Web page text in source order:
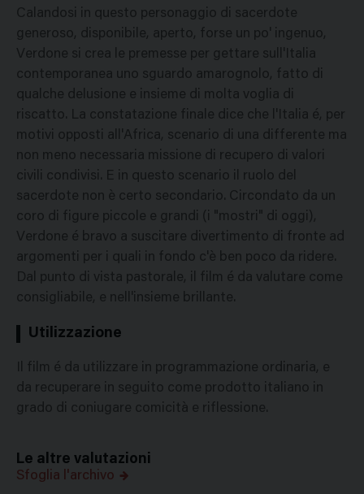
Calandosi in questo personaggio di sacerdote
generoso, disponibile, aperto, forse un po' ingenuo,
Verdone si crea le premesse per gettare sull'Italia
contemporanea uno sguardo amarognolo, fatto di
qualche delusione e insieme di molta voglia di
riscatto. La constatazione finale dice che l'Italia é, per
motivi opposti all'Africa, scenario di una differente ma
non meno necessaria missione di recupero di valori
civili condivisi. E in questo scenario il ruolo del
sacerdote non è certo secondario. Circondato da un
coro di figure piccole e grandi (i "mostri" di oggi),
Verdone é bravo a suscitare divertimento di fronte ad
argomenti per i quali in fondo c'è ben poco da ridere.
Dal punto di vista pastorale, il film é da valutare come
consigliabile, e nell'insieme brillante.
Utilizzazione
Il film é da utilizzare in programmazione ordinaria, e
da recuperare in seguito come prodotto italiano in
grado di coniugare comicità e riflessione.
Le altre valutazioni
Sfoglia l'archivo